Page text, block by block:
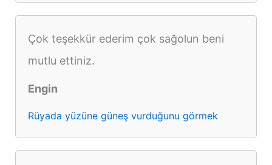
Çok teşekkür ederim çok sağolun beni
mutlu ettiniz.
Engin
Rüyada yüzüne güneş vurduğunu görmek